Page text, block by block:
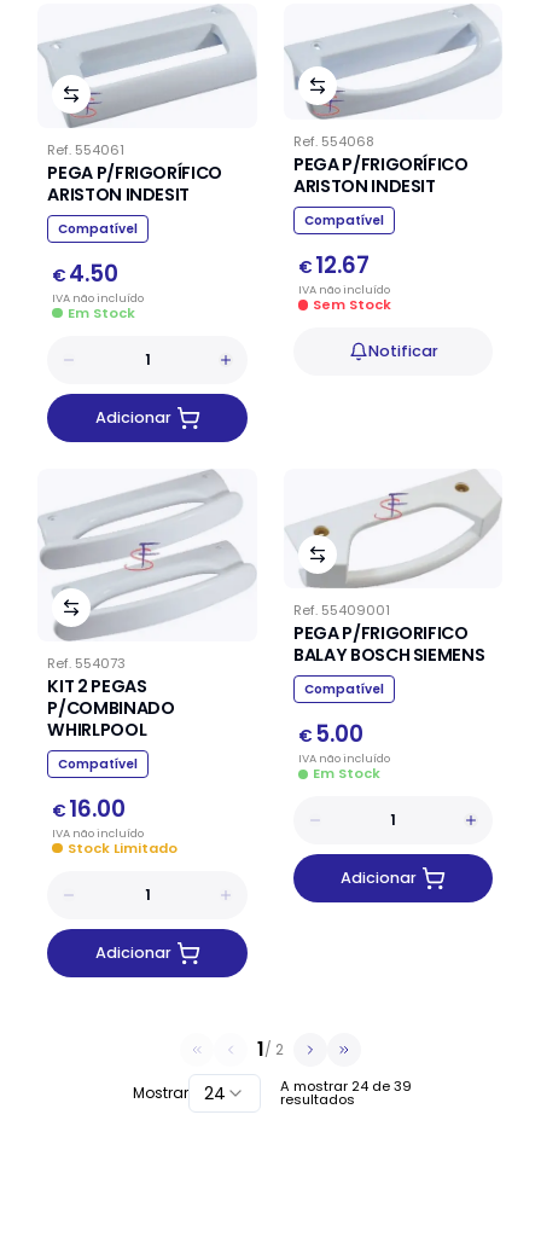
Ref. 554061
PEGA P/FRIGORÍFICO
ARISTON INDESIT
Compatível
€ 4.50
IVA nãoincluído
Em Stock
Adicionar
Ref. 554068
PEGA P/FRIGORÍFICO
ARISTON INDESIT
Compatível
€ 12.67
IVA nãoincluído
Sem Stock
Notificar
Ref. 554073
KIT 2 PEGAS
P/COMBINADO
WHIRLPOOL
Compatível
€ 16.00
IVA nãoincluído
Stock Limitado
Adicionar
Ref. 55409001
PEGA P/FRIGORIFICO
BALAY BOSCH SIEMENS
Compatível
€ 5.00
IVA nãoincluído
Em Stock
Adicionar
A mostrar 24de39
resultados
1/ 2
Mostrar 24